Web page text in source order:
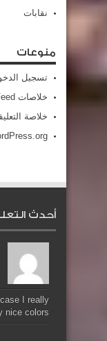
نقابات
منوعات
تسجيل
خلاصات Feed الإدخالات
خلاصة
أحدث
I really
colors...